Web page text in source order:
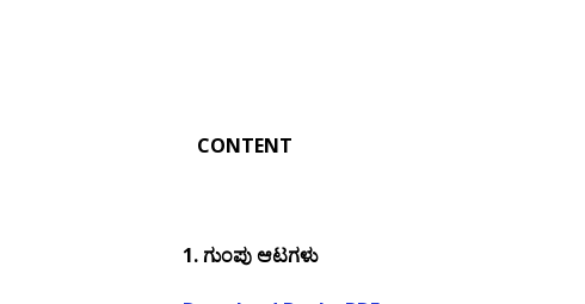
CONTENT
1. ಗುಂಪು ಆಟಗಳು